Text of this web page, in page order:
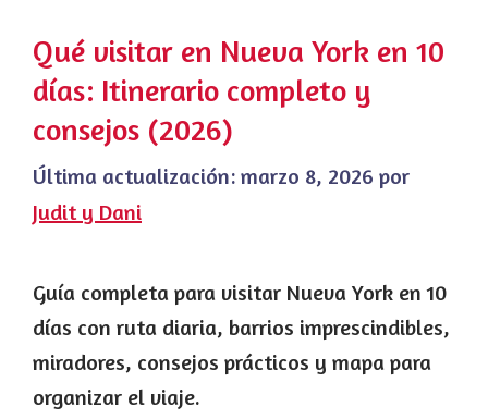
Qué visitar en Nueva York en 10
días: Itinerario completo y
consejos (2026)
Última actualización: marzo 8, 2026 por
Judit y Dani
Guía completa para visitar Nueva York en 10
días con ruta diaria, barrios imprescindibles,
miradores, consejos prácticos y mapa para
organizar el viaje.